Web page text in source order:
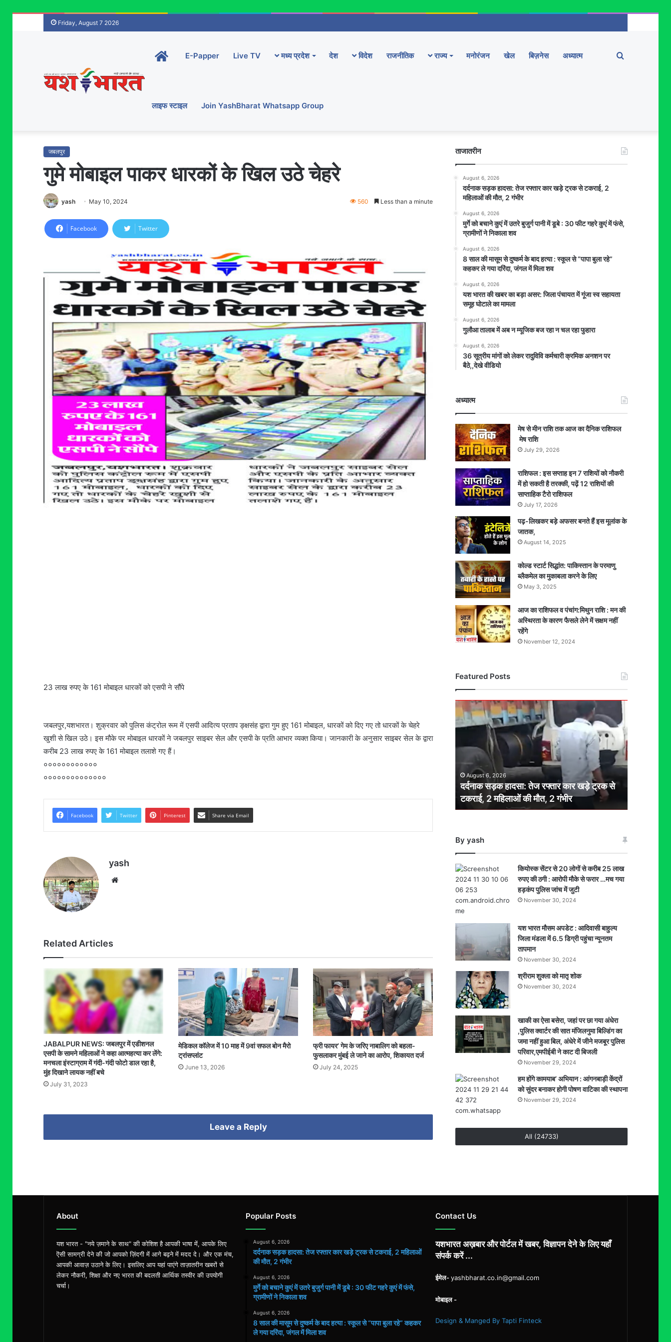
Friday, August 7 2026
Home-
main
E-Papper Live TV मध्य प्रदेश देश विदेश राजनीतिक राज्य मनोरंजन खेल बिज़नेस अध्यात्म
लाइफ स्टाइल Join YashBharat Whatsapp Group
Search
जबलपुर
गुमे मोबाइल पाकर धारकों के खिल उठे चेहरे
yash May 10, 2024 560 Less than a minute
Facebook Twitter
23 लाख रुपए के 161 मोबाइल धारकों को एसपी ने सौंपे
जबलपुर,यशभारत। शुक्रवार को पुलिस कंट्रोल रूम में एसपी आदित्य प्रताप ङ्क्षसंह द्वारा गुम हुए 161 मोबाइल, धारकों को दिए गए तो धारकों के चेहरे
खुशी से खिल उठे। इस मौके पर मोबाइल धारकों ने जबलपुर साइबर सेल और एसपी के प्रति आभार व्यक्त किया। जानकारी के अनुसार साइबर सेल के द्वारा
करीब 23 लाख रुपए के 161 मोबाइल तलाशे गए हैं।
००००००००००००
००००००००००००००
Facebook Twitter Pinterest Share via Email
yash
Website
Related Articles
JABALPUR NEWS: जबलपुर में एडीशनल
एसपी के सामने महिलाओं ने कहा आत्महत्या कर लेंगे:
मनचला इंस्टाग्राम में गंदी-गंदी फोटो डाल रहा है,
मुंह दिखाने लायक नहीं बचे
July 31, 2023
मेडिकल कॉलेज में 10 माह में 9वां सफल बोन मैरो
ट्रांसप्लांट
June 13, 2026
फ्री फायर’ गेम के जरिए नाबालिग को बहला-
फुसलाकर मुंबई ले जाने का आरोप, शिकायत दर्ज
July 24, 2025
Leave a Reply
ताजातरीन
August 6, 2026
दर्दनाक सड़क हादसा: तेज रफ्तार कार खड़े ट्रक से टकराई, 2
महिलाओं की मौत, 2 गंभीर
August 6, 2026
मुर्गे को बचाने कुएं में उतरे बुजुर्ग पानी में डूबे : 30 फीट गहरे कुएं में फंसे,
ग्रामीणों ने निकाला शव
August 6, 2026
8 साल की मासूम से दुष्कर्म के बाद हत्या : स्कूल से “पापा बुला रहे”
कहकर ले गया दरिंदा, जंगल में मिला शव
August 6, 2026
यश भारत की खबर का बड़ा असर: जिला पंचायत में गूंजा स्व सहायता
समूह घोटाले का मामला
August 6, 2026
गुलौआ तालाब में अब न म्यूजिक बज रहा न चल रहा फुहारा
August 6, 2026
36 सूत्रीय मांगों को लेकर रादुविवि कर्मचारी क्रमिक अनशन पर
बैठे,,देखे वीडियो
अध्यात्म
मेष से मीन राशि तक आज का दैनिक राशिफल
मेष राशि
July 29, 2026
राशिफल : इस सप्ताह इन 7 राशियों को नौकरी
में हो सकती है तरक्की, पढ़ें 12 राशियों की
साप्ताहिक टैरो राशिफल
July 17, 2026
पढ़-लिखकर बड़े अफसर बनते हैं इस मूलांक के
जातक,
August 14, 2025
कोल्ड स्टार्ट सिद्धांत: पाकिस्तान के परमाणु
ब्लैकमेल का मुकाबला करने के लिए
May 3, 2025
आज का राशिफल व पंचांग:मिथुन राशि : मन की
अस्थिरता के कारण फैसले लेने में सक्षम नहीं
रहेंगे
November 12, 2024
Featured Posts
दर्दनाक
सड़क
हादसा:
रफ्तार
ट्रक
टकराई,
2
मौत,
2
August 6, 2026
दर्दनाक सड़क हादसा: तेज रफ्तार कार खड़े ट्रक से
टकराई, 2 महिलाओं की मौत, 2 गंभीर
By yash
कियोस्क सेंटर से 20 लोगों से करीब 25 लाख
रुपए की ठगी : आरोपी मौके से फरार …मच गया
हड़कंप पुलिस जांच में जुटी
November 30, 2024
यश भारत मौसम अपडेट : आदिवासी बाहुल्य
जिला मंडला में 6.5 डिग्री पहुंचा न्यूनतम
तापमान
November 30, 2024
श्रीराम शुक्ला को मातृ शोक
November 30, 2024
खाकी का ऐसा बसेरा, जहां पर छा गया अंधेरा
,पुलिस क्वार्टर की सात मंजिलनुमा बिल्डिंग का
जमा नहीं हुआ बिल, अंधेरे में जीने मजबूर पुलिस
परिवार,एमपीईबी ने काट दी बिजली
November 29, 2024
हम होंगे कामयाब’ अभियान : आंगनबाड़ी केंद्रों
को सुंदर बनाकर होगी पोषण वाटिका की स्थापना
November 29, 2024
All (24733)
About
यश भारत - "नये ज़माने के साथ" की कोशिश है आपकी भाषा में, आपके लिए
ऎसी सामग्री देने की जो आपको ज़िंदगी में आगे बढ़ने में मदद दे। और एक मंच,
आपकी आवाज़ उठाने के लिए। इसलिए आप यहां पाएंगे ताज़ातरीन खबरों से
लेकर नौकरी, शिक्षा और नए भारत की बदलती आर्थिक तस्वीर की उपयोगी
चर्चा।
Popular Posts
August 6, 2026
दर्दनाक सड़क हादसा: तेज रफ्तार कार खड़े ट्रक से टकराई, 2 महिलाओं
की मौत, 2 गंभीर
August 6, 2026
मुर्गे को बचाने कुएं में उतरे बुजुर्ग पानी में डूबे : 30 फीट गहरे कुएं में फंसे,
ग्रामीणों ने निकाला शव
August 6, 2026
8 साल की मासूम से दुष्कर्म के बाद हत्या : स्कूल से “पापा बुला रहे” कहकर
ले गया दरिंदा, जंगल में मिला शव
Contact Us
यशभारत अख़बार और पोर्टल में खबर, विज्ञापन देने के लिए यहाँ
संपर्क करें ...
ईमेल-yashbharat.co.in@gmail.com
मोबाइल -
Design & Manged By Tapti Finteck